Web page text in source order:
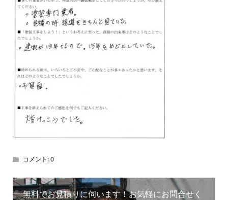
コメント:0
無料でお見積りに伺います！お気軽にお問合せく